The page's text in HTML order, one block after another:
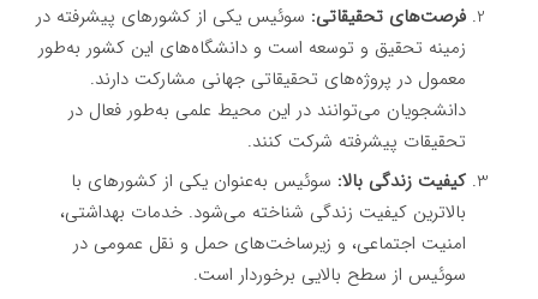
فرصت‌های تحقیقاتی: سوئیس یکی از کشورهای پیشرفته در
زمینه تحقیق و توسعه است و دانشگاه‌های این کشور به‌طور
معمول در پروژه‌های تحقیقاتی جهانی مشارکت دارند.
دانشجویان می‌توانند در این محیط علمی به‌طور فعال در
تحقیقات پیشرفته شرکت کنند.
کیفیت زندگی بالا: سوئیس به‌عنوان یکی از کشورهای با
بالاترین کیفیت زندگی شناخته می‌شود. خدمات بهداشتی،
امنیت اجتماعی، و زیرساخت‌های حمل و نقل عمومی در
سوئیس از سطح بالایی برخوردار است.